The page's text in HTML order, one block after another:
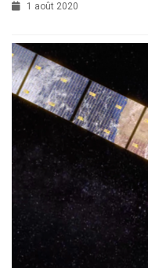
1 août 2020